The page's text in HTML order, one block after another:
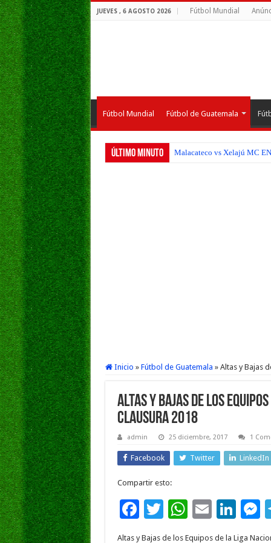
JUEVES , 6 AGOSTO 2026 Fútbol Mundial
Fútbol Mundial Fútbol de Guatemala
Último Minuto Malacateco vs Xelajú MC
Verdes FC vs Municipal EN
Inicio » Fútbol de Guatemala » Altas y Bajas
Altas y Bajas de los
Clausura 2018
admin 25 diciembre, 2017 1
Facebook Twitter LinkedIn
Compartir esto:
F
ac
T
wi
W
h
E
m
Li
n
Altas y Bajas de los Equipos de la Liga